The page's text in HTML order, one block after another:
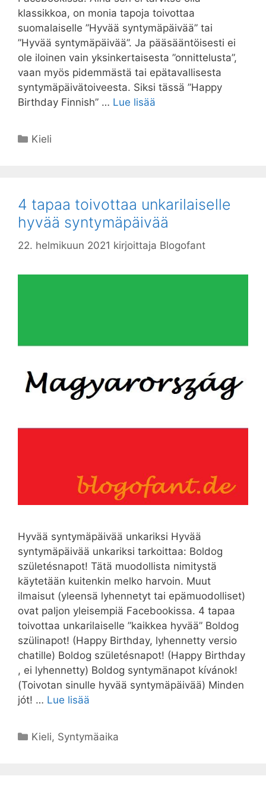
klassikkoa, on monia tapoja toivottaa
suomalaiselle ”Hyvää syntymäpäivää” tai
”Hyvää syntymäpäivää”. Ja pääsääntöisesti ei
ole iloinen vain yksinkertaisesta ”onnittelusta”,
vaan myös pidemmästä tai epätavallisesta
syntymäpäivätoiveesta. Siksi tässä ”Happy
Birthday Finnish” … Lue lisää
Kategoriat
Kieli
4 tapaa toivottaa unkarilaiselle
hyvää syntymäpäivää
22. helmikuun 2021 kirjoittaja Blogofant
Hyvää syntymäpäivää unkariksi Hyvää
syntymäpäivää unkariksi tarkoittaa: Boldog
születésnapot! Tätä muodollista nimitystä
käytetään kuitenkin melko harvoin. Muut
ilmaisut (yleensä lyhennetyt tai epämuodolliset)
ovat paljon yleisempiä Facebookissa. 4 tapaa
toivottaa unkarilaiselle ”kaikkea hyvää” Boldog
szülinapot! (Happy Birthday, lyhennetty versio
chatille) Boldog születésnapot! (Happy Birthday
, ei lyhennetty) Boldog syntymänapot kívánok!
(Toivotan sinulle hyvää syntymäpäivää) Minden
jót! … Lue lisää
Kategoriat
Kieli, Syntymäaika